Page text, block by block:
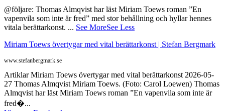
@följare: Thomas Almqvist har läst Miriam Toews roman ”En
vapenvila som inte är fred” med stor behållning och hyllar hennes
vitala berättarkonst. ... See MoreSee Less
Miriam Toews övertygar med vital berättarkonst | Stefan Bergmark
www.stefanbergmark.se
Artiklar Miriam Toews övertygar med vital berättarkonst 2026-05-
27 Thomas Almqvist Miriam Toews. (Foto: Carol Loewen) Thomas
Almqvist har läst Miriam Toews roman ”En vapenvila som inte är
fred�...